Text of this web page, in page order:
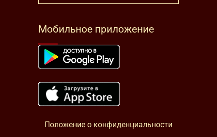
Мобильное приложение
Положение о конфиденциальности